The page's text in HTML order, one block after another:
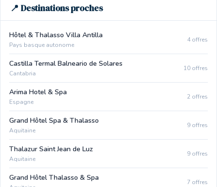
📍 Destinations proches
Hôtel & Thalasso Villa Antilla
Pays basque autonome
4 offres
Castilla Termal Balneario de Solares
Cantabria
10 offres
Arima Hotel & Spa
Espagne
2 offres
Grand Hôtel Spa & Thalasso
Aquitaine
9 offres
Thalazur Saint Jean de Luz
Aquitaine
9 offres
Grand Hôtel Thalasso & Spa 7 offres